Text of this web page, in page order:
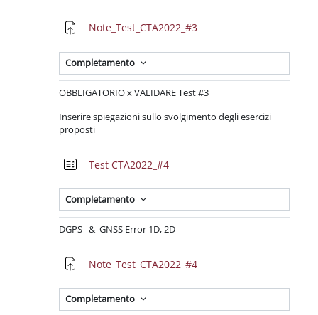
Note_Test_CTA2022_#3
Completamento
OBBLIGATORIO x VALIDARE Test #3
Inserire spiegazioni sullo svolgimento degli esercizi
proposti
Test CTA2022_#4Quiz
Completamento
DGPS & GNSS Error 1D, 2D
Note_Test_CTA2022_#4Compito
Completamento